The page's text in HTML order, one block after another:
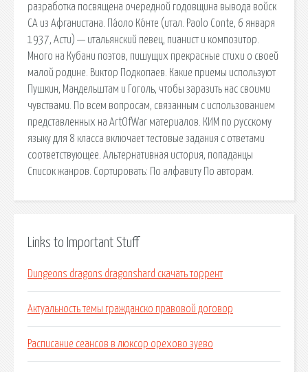
разработка посвящена очередной годовщина вывода войск
СА из Афганистана. Па́оло Ко́нте (итал. Paolo Conte, 6 января
1937, Асти) — итальянский певец, пианист и композитор.
Много на Кубани поэтов, пишущих прекрасные стихи о своей
малой родине. Виктор Подкопаев. Какие приемы используют
Пушкин, Мандельштам и Гоголь, чтобы заразить нас своими
чувствами. По всем вопросам, связанным с использованием
представленных на ArtOfWar материалов. КИМ по русскому
языку для 8 класса включает тестовые задания с ответами
соответствующее. Альтернативная история, попаданцы
Список жанров. Сортировать: По алфавиту По авторам.
Links to Important Stuff
Dungeons dragons dragonshard скачать торрент
Актуальность темы гражданско правовой договор
Расписание сеансов в люксор орехово зуево